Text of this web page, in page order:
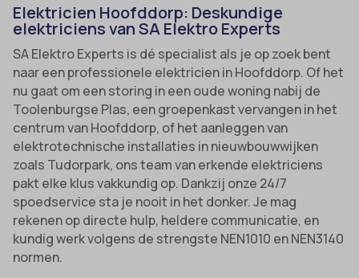
Elektricien Hoofddorp: Deskundige
elektriciens van SA Elektro Experts
SA Elektro Experts is dé specialist als je op zoek bent
naar een professionele elektricien in Hoofddorp. Of het
nu gaat om een storing in een oude woning nabij de
Toolenburgse Plas, een groepenkast vervangen in het
centrum van Hoofddorp, of het aanleggen van
elektrotechnische installaties in nieuwbouwwijken
zoals Tudorpark, ons team van erkende elektriciens
pakt elke klus vakkundig op. Dankzij onze 24/7
spoedservice sta je nooit in het donker. Je mag
rekenen op directe hulp, heldere communicatie, en
kundig werk volgens de strengste NEN1010 en NEN3140
normen.